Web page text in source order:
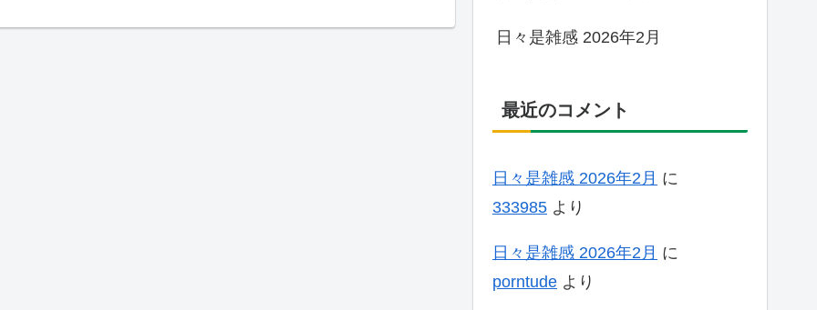
日々是雑感 2026年2月
最近のコメント
日々是雑感 2026年2月 に
333985 より
日々是雑感 2026年2月 に
porntude より